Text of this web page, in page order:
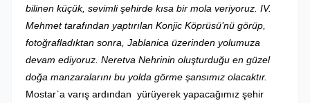
bilinen küçük, sevimli şehirde kısa bir mola veriyoruz. IV.
Mehmet tarafından yaptırılan Konjic Köprüsü’nü görüp,
fotoğrafladıktan sonra, Jablanica üzerinden yolumuza
devam ediyoruz. Neretva Nehrinin oluşturduğu en güzel
doğa manzaralarını bu yolda görme şansımız olacaktır.
Mostar`a varış ardından yürüyerek yapacağımız şehir